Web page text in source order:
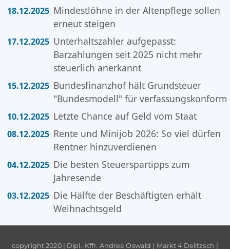
18.12.2025 Mindestlöhne in der Altenpflege sollen
erneut steigen
17.12.2025 Unterhaltszahler aufgepasst:
Barzahlungen seit 2025 nicht mehr
steuerlich anerkannt
15.12.2025 Bundesfinanzhof hält Grundsteuer
"Bundesmodell" für verfassungskonform
10.12.2025 Letzte Chance auf Geld vom Staat
08.12.2025 Rente und Minijob 2026: So viel dürfen
Rentner hinzuverdienen
04.12.2025 Die besten Steuerspartipps zum
Jahresende
03.12.2025 Die Hälfte der Beschäftigten erhält
Weihnachtsgeld
copyright 2020 | Dipl.-Kffr. Andrea Oswald | Markt 4 Delitzsch |